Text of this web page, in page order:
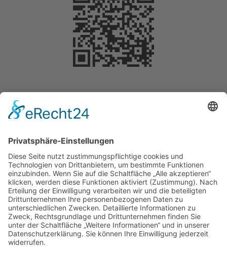
Selbstverständlich können Sie Ihre Spende
steuerlich geltend machen. Für Beträge bis 200
Euro benötigen Sie keine gesonderte
Bescheinigung. Die Vorlage des
Überweisungsträgers bei der Steuererklärung
reicht aus, um die Spende steuermindernd geltend
zu machen.